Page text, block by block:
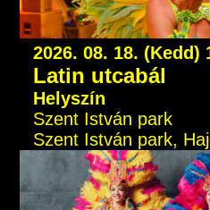
2026. 08. 18. (Kedd)
Latin utcabál
Helyszín
Szent István park
Szent István park,